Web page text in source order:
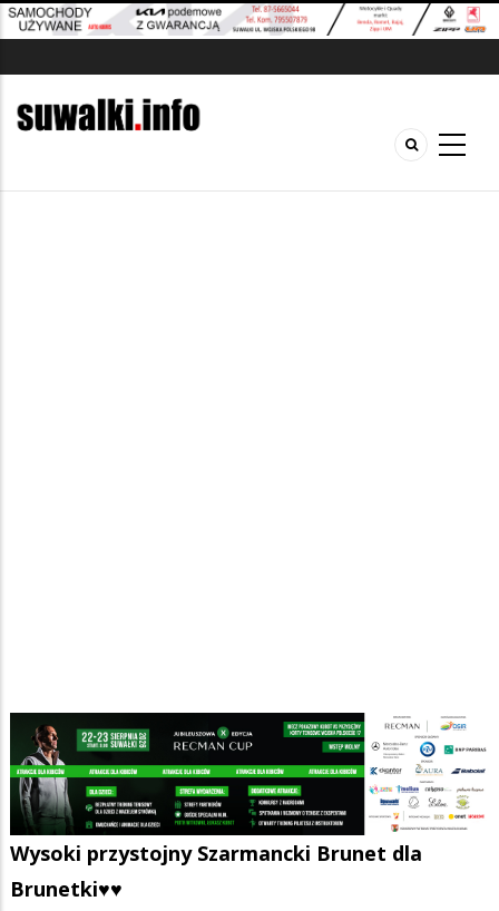
Ścieżka
nawigacyjna
Strona główna/Ogłoszenia/Towarzyskie/
Wysoki przystojny Szarmancki Brunet dla Brunetki♥️♥️
FacebookPinterestTumblr Reddit Share
Wysoki przystojny Szarmancki Brunet dla
Brunetki♥️♥️